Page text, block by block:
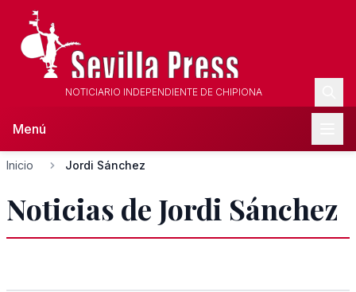
NOTICIARIO INDEPENDIENTE DE CHIPIONA
Menú
Inicio Jordi Sánchez
Noticias de Jordi Sánchez